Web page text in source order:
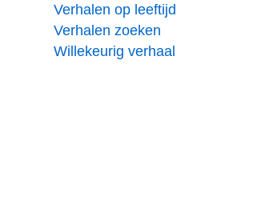
Verhalen op leeftijd
Verhalen zoeken
Willekeurig verhaal